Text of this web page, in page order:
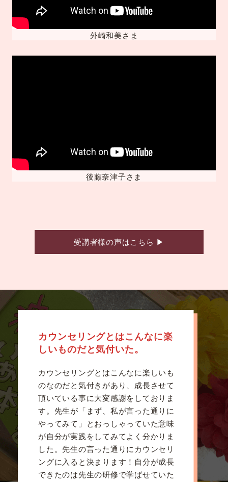
外崎和美さま
後藤奈津子さま
受講者様の声はこちら ▶
カウンセリングとはこんなに楽
しいものだと気付いた。
カウンセリングとはこんなに楽しいも
のなのだと気付きがあり、成長させて
頂いている事に大変感謝をしておりま
す。先生が「まず、私が言った通りに
やってみて」とおっしゃっていた意味
が自分が実践をしてみてよく分かりま
した。先生の言った通りにカウンセリ
ングに入ると決まります！自分が成長
できたのは先生の研修で学ばせていた